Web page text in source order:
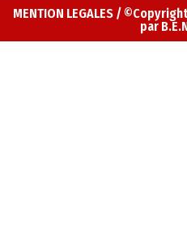
MENTION LEGALES /
par